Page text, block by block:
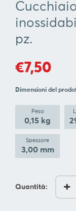
COLLEZIONI
OFFERTE
BLOG
AZIENDA
CONTATTACI
pz.
€7,50
Dimensioni del
Peso
0,15 kg
Spessore
3,00 mm
Quantità: +